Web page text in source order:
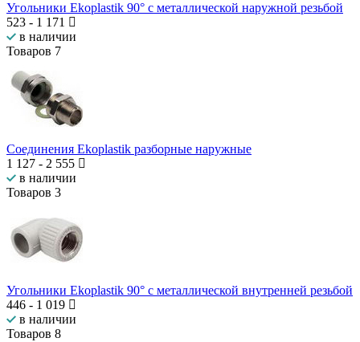
Угольники Ekoplastik 90° с металлической наружной резьбой
523 - 1 171
в наличии
Товаров 7
Соединения Ekoplastik разборные наружные
1 127 - 2 555
в наличии
Товаров 3
Угольники Ekoplastik 90° с металлической внутренней резьбой
446 - 1 019
в наличии
Товаров 8